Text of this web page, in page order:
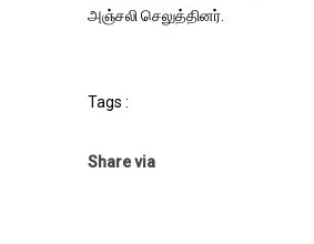
அஞ்சலி செலுத்தினர்.
Tags :
Share via